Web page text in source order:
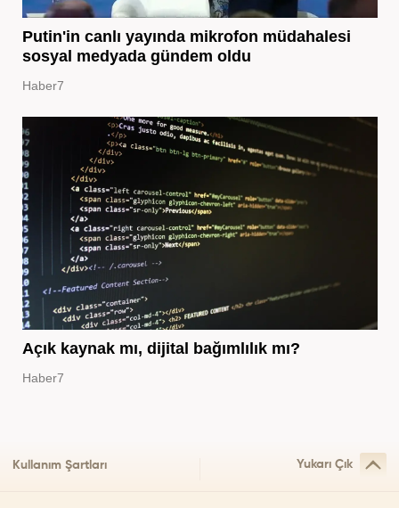
Putin'in canlı yayında mikrofon müdahalesi
sosyal medyada gündem oldu
Haber7
Açık kaynak mı, dijital bağımlılık mı?
Haber7
Kullanım Şartları Yukarı Çık